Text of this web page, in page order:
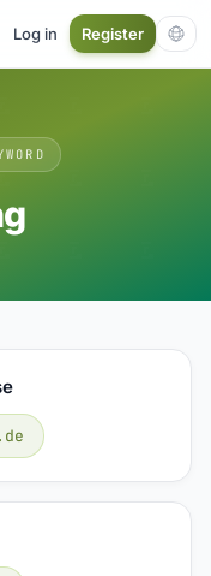
Log in Register